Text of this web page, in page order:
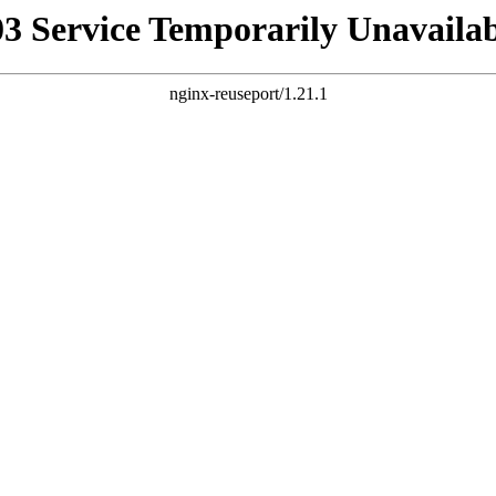
Service Temporarily
nginx-reuseport/1.21.1